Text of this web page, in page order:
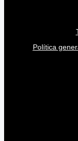
Política